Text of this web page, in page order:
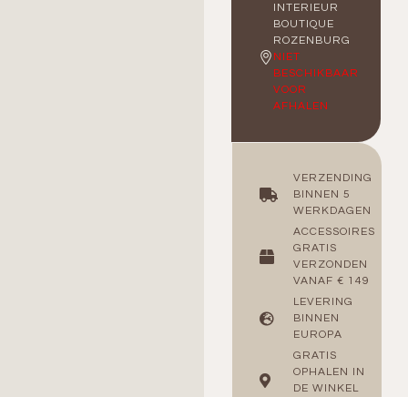
INTERIEUR
BOUTIQUE
ROZENBURG
NIET
BESCHIKBAAR
VOOR
AFHALEN
VERZENDING
BINNEN 5
WERKDAGEN
ACCESSOIRES
GRATIS
VERZONDEN
VANAF € 149
LEVERING
BINNEN
EUROPA
GRATIS
OPHALEN IN
DE WINKEL